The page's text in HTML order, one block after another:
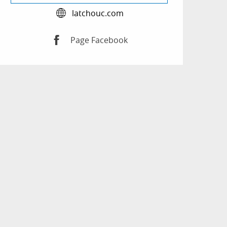
latchouc.com
Page Facebook